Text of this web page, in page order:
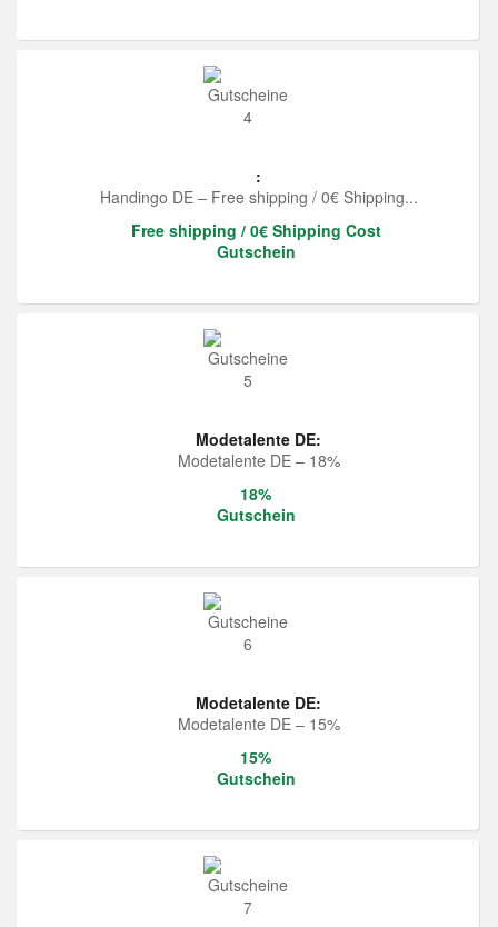
:
Handingo DE – Free shipping / 0€ Shipping...
Free shipping / 0€ Shipping Cost
Gutschein
Modetalente DE:
Modetalente DE – 18%
18%
Gutschein
Modetalente DE:
Modetalente DE – 15%
15%
Gutschein